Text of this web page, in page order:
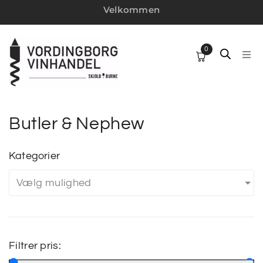
Velkommen
0
Butler & Nephew
Kategorier
Vælg mulighed
Filtrer pris: